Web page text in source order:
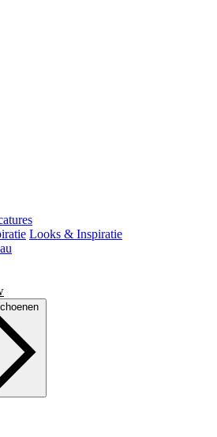
Looks & Inspiratie